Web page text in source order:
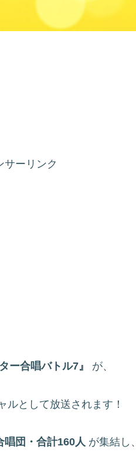
サーリンク
ー合唱バトル7』 が、
として放送されます！
唱団・合計160人 が集結し、